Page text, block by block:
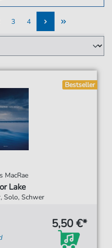
3
3
4
4
Bestseller
MacRae
Lake
Solo, Schwer
5,50 €*